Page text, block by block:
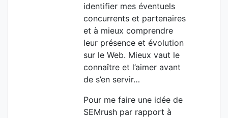
identifier mes éventuels
concurrents et partenaires
et à mieux comprendre
leur présence et évolution
sur le Web. Mieux vaut le
connaître et l’aimer avant
de s’en servir…
Pour me faire une idée de
SEMrush par rapport à